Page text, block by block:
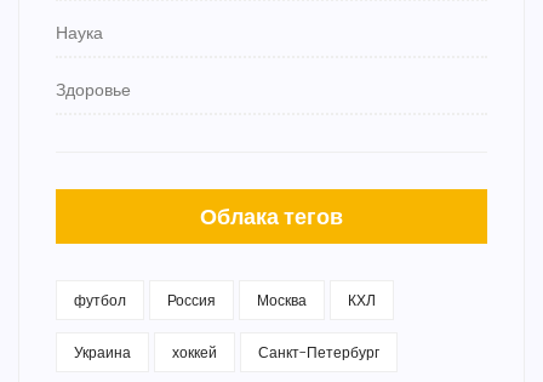
Наука
Здоровье
Облака тегов
футбол Россия Москва КХЛ
Украина хоккей Санкт-Петербург